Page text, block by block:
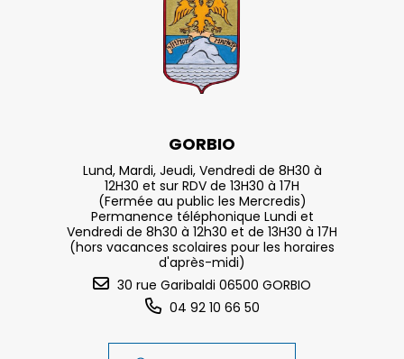
GORBIO
Lund, Mardi, Jeudi, Vendredi de 8H30 à
12H30 et sur RDV de 13H30 à 17H
(Fermée au public les Mercredis)
Permanence téléphonique Lundi et
Vendredi de 8h30 à 12h30 et de 13H30 à 17H
(hors vacances scolaires pour les horaires
d'après-midi)
30 rue Garibaldi 06500 GORBIO
04 92 10 66 50